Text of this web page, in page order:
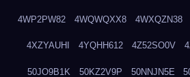
4WP2PW82 4WQWQXX8 4WXQZN38
4XZYAUHI 4YQHH612 4Z52SO0V
50JO9B1K 50KZ2V9P 50NNJN5E